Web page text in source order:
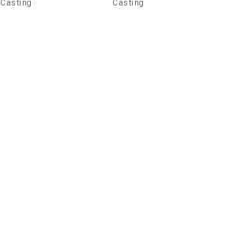
Casting Casting